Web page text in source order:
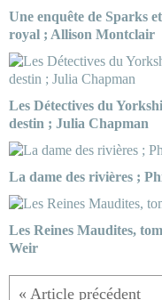
Une enquête de Sparks
royal ; Allison Montclair
Les Détectives du
destin ; Julia Chapman
La dame des rivières ;
Les Reines Maudites,
Weir